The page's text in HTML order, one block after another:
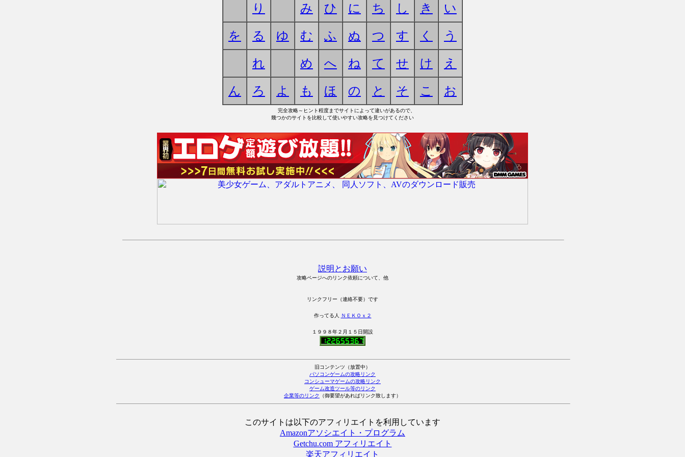
り み ひ に ち し き い
を る ゆ む ふ ぬ つ す く う
れ め へ ね て せ け え
ん ろ よ も ほ の と そ こ お
完全攻略～ヒント程度までサイトによって違いがあるので、
幾つかのサイトを比較して使いやすい攻略を見つけてください
説明とお願い
攻略ページへのリンク依頼について、他
リンクフリー（連絡不要）です
作ってる人 ＮＥＫＯｘ２
１９９８年２月１５日開設
旧コンテンツ（放置中）
パソコンゲームの攻略リンク
コンシューマゲームの攻略リンク
ゲーム改造ツール等のリンク
企業等のリンク
（御要望があればリンク致します）
このサイトは以下のアフィリエイトを利用しています
Amazonアソシエイト・プログラム
Getchu.com アフィリエイト
楽天アフィリエイト